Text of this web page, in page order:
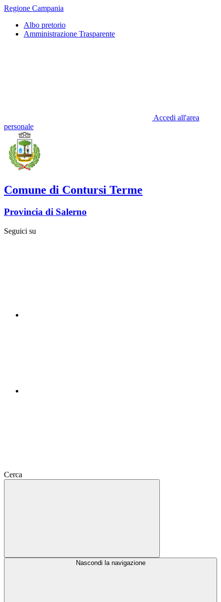
Regione Campania
Albo pretorio
Amministrazione Trasparente
Accedi all'area
personale
Comune di Contursi Terme
Provincia di Salerno
Seguici su
Cerca
Nascondi la navigazione